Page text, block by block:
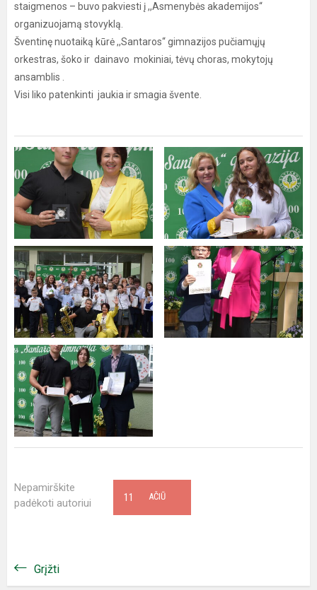
staigmenos – buvo pakviesti į ,,Asmenybės akademijos“
organizuojamą stovyklą.
Šventinę nuotaiką kūrė ,,Santaros“ gimnazijos pučiamųjų
orkestras, šoko ir dainavo mokiniai, tėvų choras, mokytojų
ansamblis .
Visi liko patenkinti jaukia ir smagia švente.
Nepamirškite
padėkoti autoriui
AČIŪ
11
Grįžti